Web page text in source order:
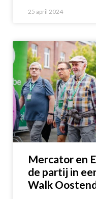
25 april 2024
Mercator en
de partij in
Walk